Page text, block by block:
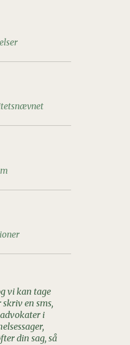
vi kan tage
en sms,
i
din sag, så